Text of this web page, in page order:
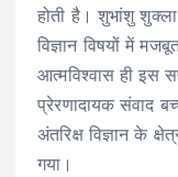
होती है। शुभांशु
विज्ञान विषयों में
आत्मविश्वास ही इस
प्रेरणादायक संवाद
अंतरिक्ष विज्ञान के
गया।